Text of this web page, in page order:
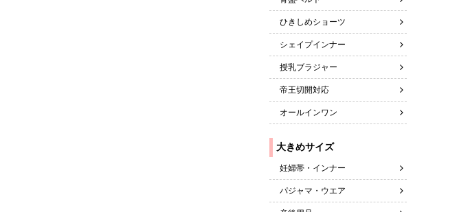
ひきしめショーツ
シェイプインナー
授乳ブラジャー
帝王切開対応
オールインワン
妊婦帯・インナー
パジャマ・ウエア